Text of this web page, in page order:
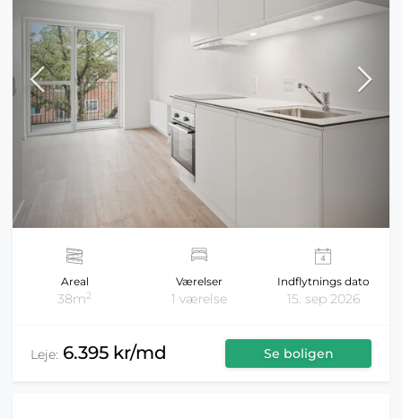
Areal
38m2
Værelser
1 værelse
Indflytnings dato
15. sep 2026
Leje: 6.395 kr/md Se boligen